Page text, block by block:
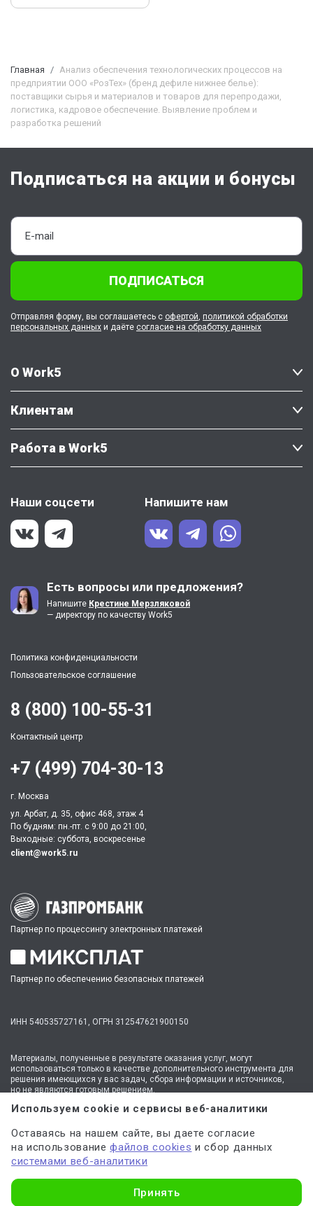
Главная
Анализ обеспечения технологических процессов на
предприятии ООО «РозТех» (бренд дефиле нижнее белье):
поставщики сырья и материалов и товаров для перепродажи,
логистика, кадровое обеспечение. Выявление проблем и
разработка решений
О Work5
Клиентам
Работа в Work5
Наши соцсети Напишите нам
Есть вопросы или предложения?
Напишите Крестине Мерзляковой
— директору по качеству Work5
Политика конфиденциальности
Пользовательское соглашение
Подписаться на акции и бонусы
ПОДПИСАТЬСЯ
Отправляя форму, вы соглашаетесь с офертой, политикой обработки
персональных данных и даёте согласие на обработку данных
Партнер по процессингу электронных платежей
Партнер по обеспечению безопасных платежей
ИНН 540535727161, ОГРН 312547621900150
8 (800) 100-55-31
Контактный центр
+7 (499) 704-30-13
г. Москва
ул. Арбат, д. 35, офис 468, этаж 4
По будням: пн.-пт. c 9:00 до 21:00,
Выходные: суббота, воскресенье
client@work5.ru
Материалы, полученные в результате оказания услуг, могут
использоваться только в качестве дополнительного инструмента для
решения имеющихся у вас задач, сбора информации и источников,
но не являются готовым решением.
* №1 на рынке консультационных услуг для студентов по количеству
стационарных офисов-филиалов в 14 городах России (от Иркутска до
вся Россия.
Мы используем файлы cookieисервисы веб-аналитики
для персонализации сервисов и повышения удобства пользования
настройки браузера.
Используем cookie и сервисы веб-аналитики
Оставаясь на нашем сайте, вы даете согласие
на использованиефайлов cookies и сбор данных
системами веб-аналитики
Принять